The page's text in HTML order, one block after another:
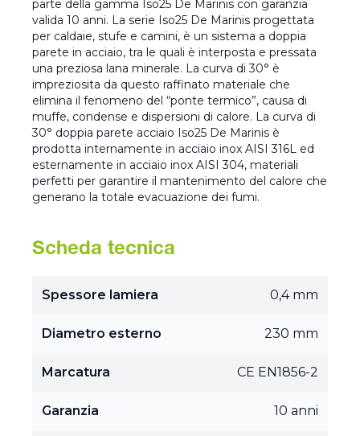
parte della gamma Iso25 De Marinis con garanzia
valida 10 anni. La serie Iso25 De Marinis progettata
per caldaie, stufe e camini, è un sistema a doppia
parete in acciaio, tra le quali è interposta e pressata
una preziosa lana minerale. La curva di 30° è
impreziosita da questo raffinato materiale che
elimina il fenomeno del “ponte termico”, causa di
muffe, condense e dispersioni di calore. La curva di
30° doppia parete acciaio Iso25 De Marinis è
prodotta internamente in acciaio inox AISI 316L ed
esternamente in acciaio inox AISI 304, materiali
perfetti per garantire il mantenimento del calore che
generano la totale evacuazione dei fumi.
Scheda tecnica
Spessore lamiera 0,4 mm
Diametro esterno 230 mm
Marcatura CE EN1856-2
Garanzia 10 anni